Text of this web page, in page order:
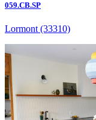
059.CB.SP
Lormont (33310)